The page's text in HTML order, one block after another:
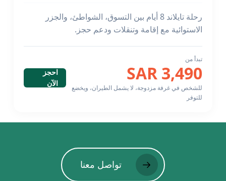
رحلة تايلاند 8 أيام بين التسوق، الشواطئ، والجزر
الاستوائية مع إقامة وتنقلات ودعم حجز.
تبدأ من
3,490 SAR
للشخص في غرفة مزدوجة، لا يشمل الطيران، ويخضع
للتوفر
احجز
الآن
تواصل معنا